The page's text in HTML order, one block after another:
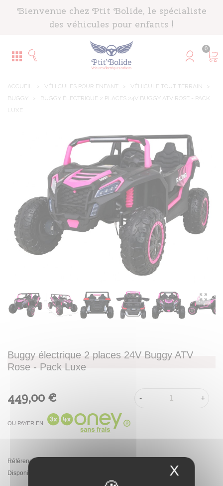
Bienvenue chez Ptit Bolide, le spécialiste
des véhicules pour enfants !
0
ACCUEIL > VÉHICULES POUR ENFANT > VÉHICULE TOUT TERRAIN
>
BUGGY
>
BUGGY ÉLECTRIQUE 2 PLACES 24V BUGGY ATV ROSE - PACK
LUXE
Buggy électrique 2 places 24V Buggy ATV
Rose - Pack Luxe
449,00 €
OU PAYER EN
- +
Référence:
Disponibilité :
X